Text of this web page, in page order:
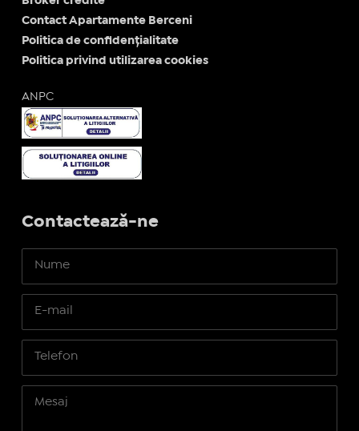
Contact Apartamente Berceni
Politica de confidențialitate
Politica privind utilizarea cookies
ANPC
Contactează-ne